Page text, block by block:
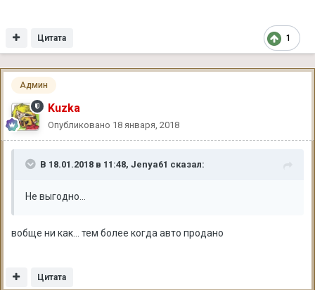
1
Цитата
Админ
Kuzka
Опубликовано 18 января, 2018
В 18.01.2018 в 11:48, Jenya61 сказал:
Не выгодно...
вобще ни как... тем более когда авто продано
Цитата